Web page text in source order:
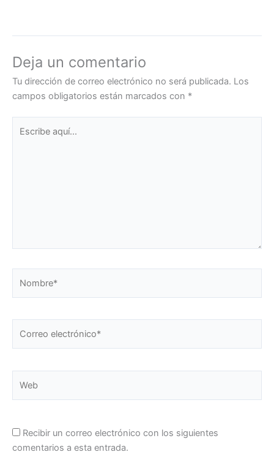
Deja un comentario
Tu dirección de correo electrónico no será publicada. Los
campos obligatorios están marcados con *
aquí...
Recibir un correo electrónico con los siguientes
comentarios a esta entrada.